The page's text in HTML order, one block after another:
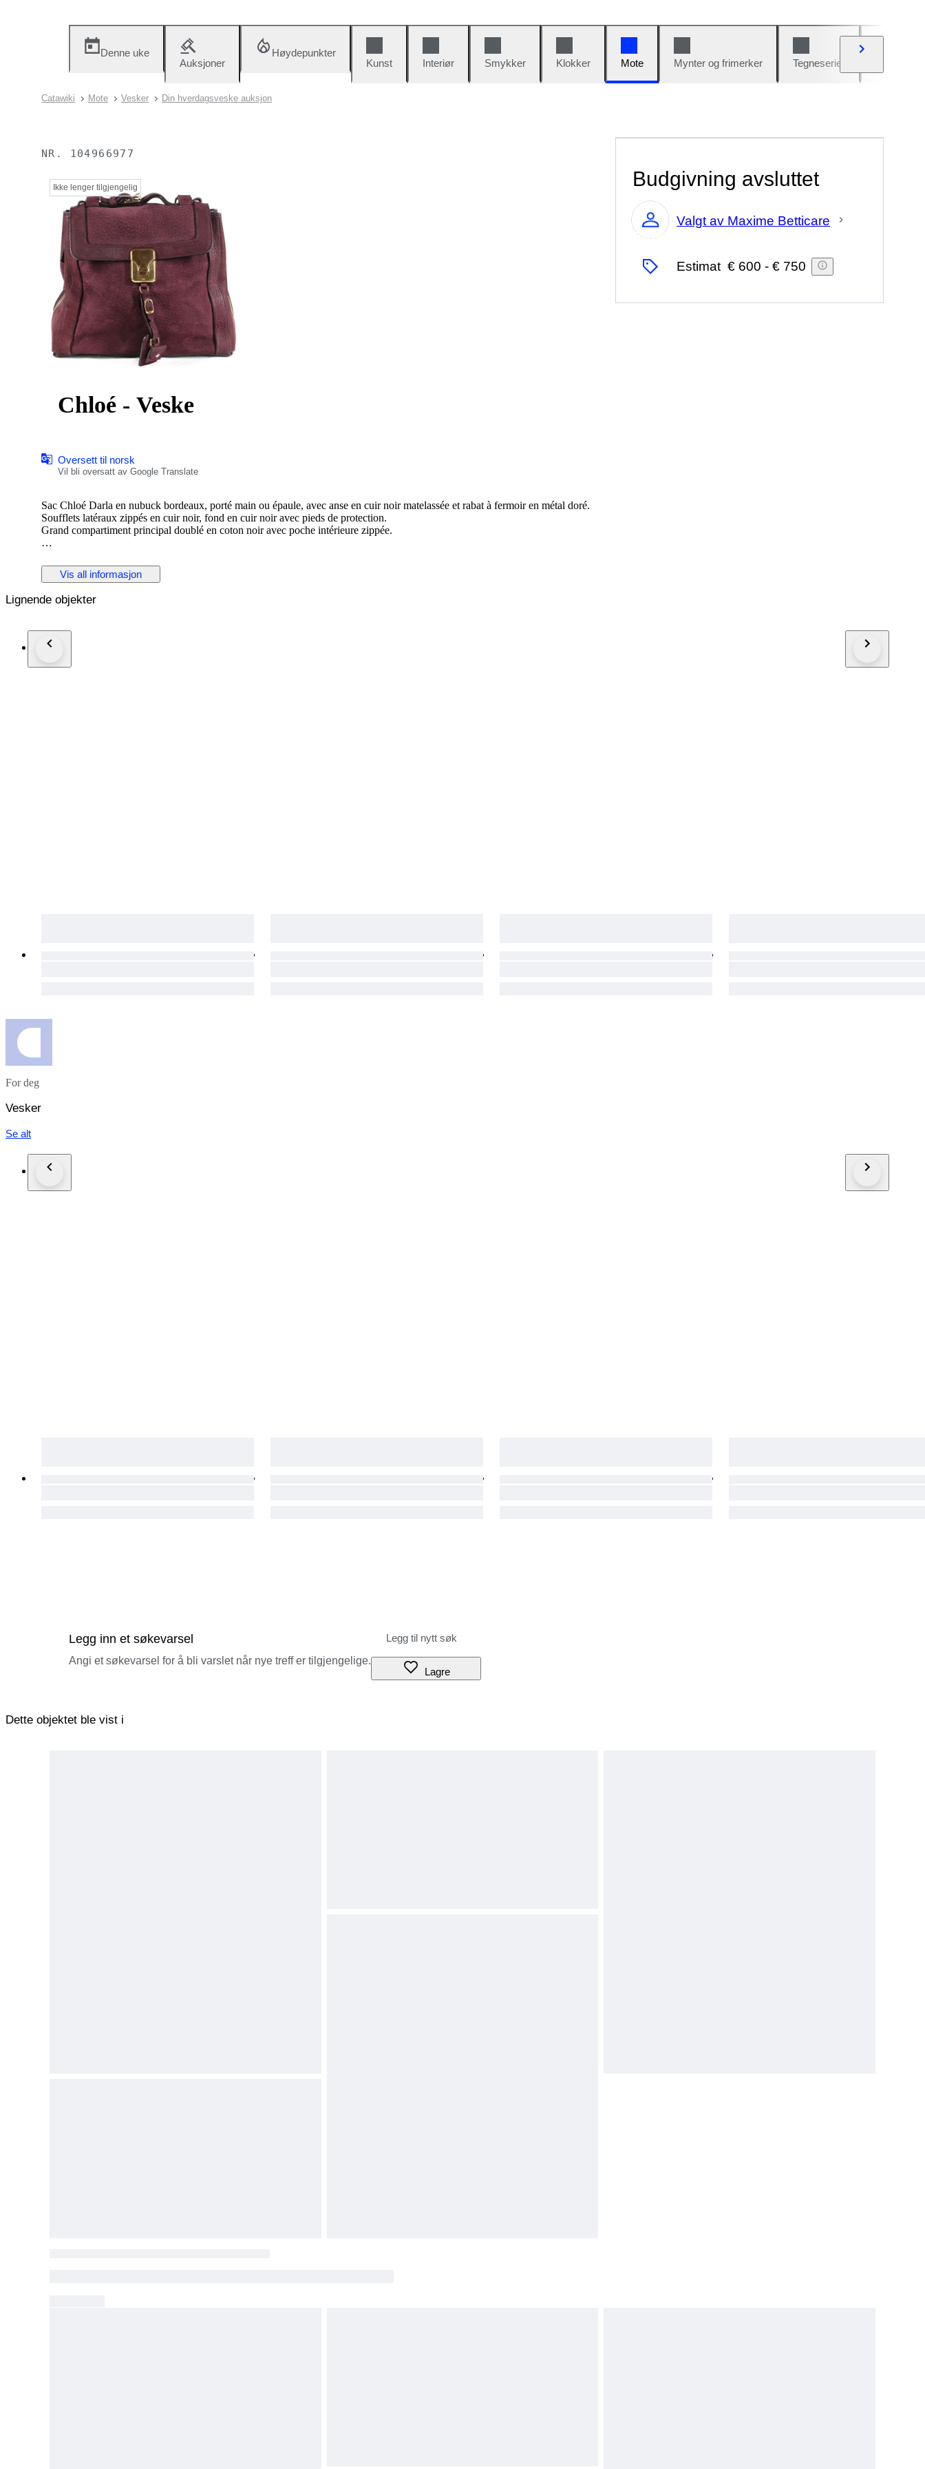
Denne uke
Auksjoner
Høydepunkter
Kunst
Interiør Smykker Klokker Mote Mynter og frimerker Tegneserier
Catawiki Mote Vesker Din hverdagsveske auksjon
NR. 104966977
Ikke lenger tilgjengelig
Chloé - Veske
Oversett til norsk
Vil bli oversatt av Google Translate
Sac Chloé Darla en nubuck bordeaux, porté main ou épaule, avec anse en cuir noir matelassée et rabat à fermoir en métal doré.
Soufflets latéraux zippés en cuir noir, fond en cuir noir avec pieds de protection.
Grand compartiment principal doublé en coton noir avec poche intérieure zippée.
Issu des ventes privées. Légère patine du nubuck signalée.
Vis all informasjon
Budgivning avsluttet
Ekspert
Valgt av Maxime Betticare
Estimat € 600 - € 750
Lignende objekter
For deg
Vesker
Se alt
Legg inn et søkevarsel
Angi et søkevarsel for å bli varslet når nye treff er tilgjengelige.
Lagre
Dette objektet ble vist i